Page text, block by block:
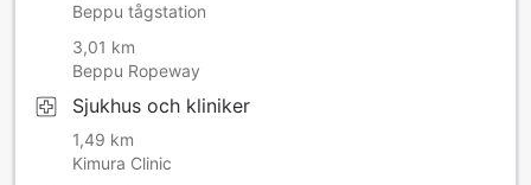
Beppu tågstation
3,01 km
Beppu Ropeway
Sjukhus och kliniker
1,49 km
Kimura Clinic